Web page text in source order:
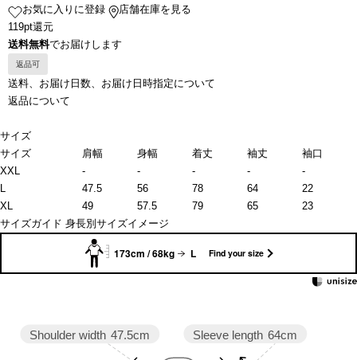
お気に入りに登録
店舗在庫を見る
119pt還元
送料無料でお届けします
返品可
送料、お届け日数、お届け日時指定について
返品について
サイズ
サイズ
肩幅 身幅 着丈 袖丈
袖口
XXL
- - - -
-
L
47.5 56 78 64
22
XL
49 57.5 79 65
23
サイズガイド 身長別サイズイメージ
173cm / 68kg L Find your size
Sleeve length 64cm
Shoulder width 47.5cm